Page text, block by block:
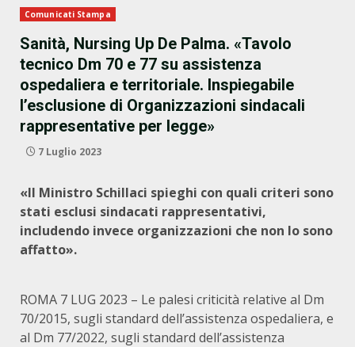
Comunicati Stampa
Sanità, Nursing Up De Palma. «Tavolo
tecnico Dm 70 e 77 su assistenza
ospedaliera e territoriale. Inspiegabile
l’esclusione di Organizzazioni sindacali
rappresentative per legge»
7 Luglio 2023
«Il Ministro Schillaci spieghi con quali criteri sono
stati esclusi sindacati rappresentativi,
includendo invece organizzazioni che non lo sono
affatto».
ROMA 7 LUG 2023 – Le palesi criticità relative al Dm
70/2015, sugli standard dell’assistenza ospedaliera, e
al Dm 77/2022, sugli standard dell’assistenza